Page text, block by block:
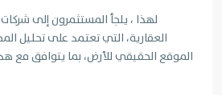
لهذا ، يلجأ المستثمرون إلى
العقارية، التي تعتمد على تحليل
الموقع الحقيقي للأرض، بما يتوافق مع